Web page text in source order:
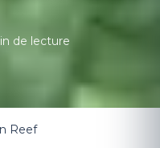
de lecture
Reef